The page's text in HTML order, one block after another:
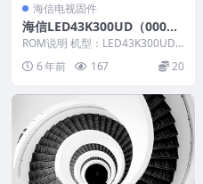
海信电视固件
海信LED43K300UD（000
0）BOM1_C003_20160425
官方原厂USB刷机电视固件包
ROM说明 机型：LED43K300UD
固件版本：（0000） BOM：1
海...6 年前 167 20